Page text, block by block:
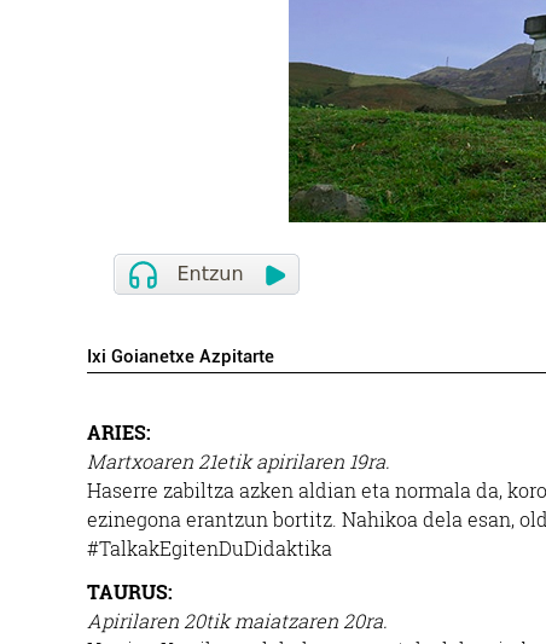
Ixi Goianetxe Azpitarte
ARIES:
Martxoaren 21etik apirilaren 19ra.
Haserre zabiltza azken aldian eta normala da,
ezinegona erantzun bortitz. Nahikoa dela esan,
#TalkakEgitenDuDidaktika
TAURUS:
Apirilaren 20tik maiatzaren 20ra.